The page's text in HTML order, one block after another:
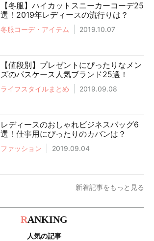
【冬服】ハイカットスニーカーコーデ25
選！2019年レディースの流行りは？
冬服コーデ・アイテム 2019.10.07
【値段別】プレゼントにぴったりなメン
ズのパスケース人気ブランド25選！
ライフスタイルまとめ 2019.09.08
レディースのおしゃれビジネスバッグ6
選！仕事用にぴったりのカバンは？
ファッション 2019.09.04
新着記事をもっと見る
RANKING
人気の記事